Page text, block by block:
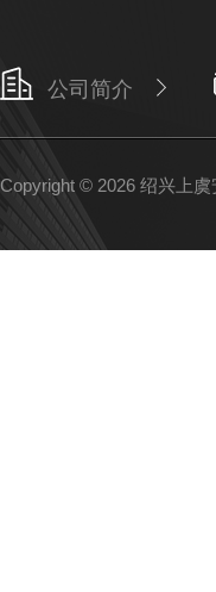
公司简介
Copyright © 2026 绍兴上